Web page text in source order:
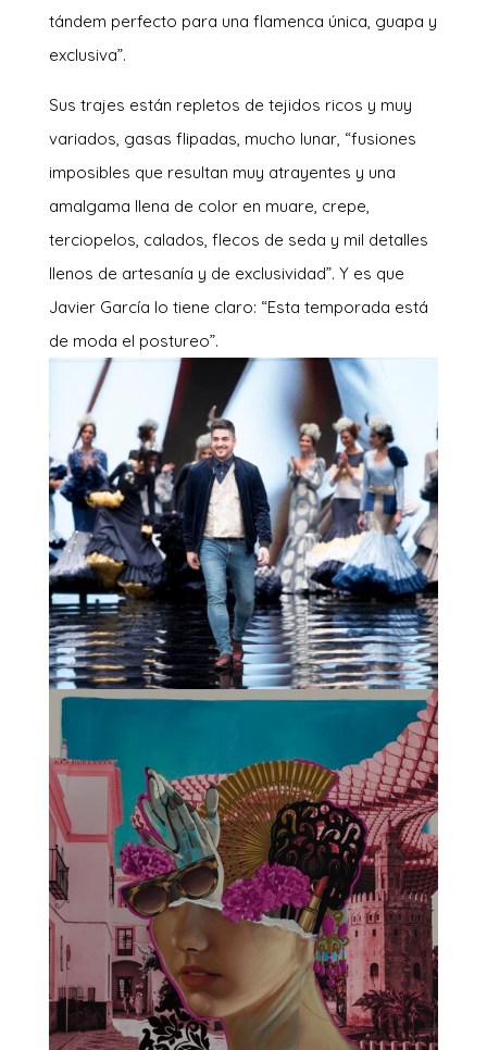
tándem perfecto para una flamenca única, guapa y
exclusiva”.
Sus trajes están repletos de tejidos ricos y muy
variados, gasas flipadas, mucho lunar, “fusiones
imposibles que resultan muy atrayentes y una
amalgama llena de color en muare, crepe,
terciopelos, calados, flecos de seda y mil detalles
llenos de artesanía y de exclusividad”. Y es que
Javier García lo tiene claro: “Esta temporada está
de moda el postureo”.